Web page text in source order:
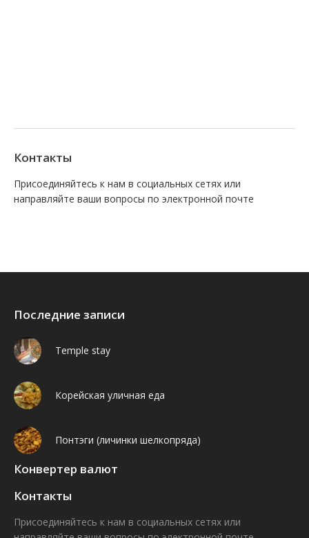
Контакты
Присоединяйтесь к нам в социальных сетях или
направляйте ваши вопросы по электронной почте
Последние записи
Temple stay
Корейская уличная еда
Понтэги (личинки шелкопряда)
Конвертер валют
Контакты
Присоединяйтесь к нам в социальных сетях или